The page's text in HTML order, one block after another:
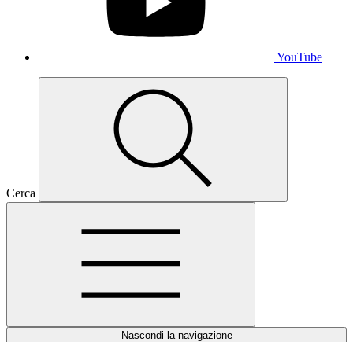
YouTube
Cerca
Nascondi la navigazione